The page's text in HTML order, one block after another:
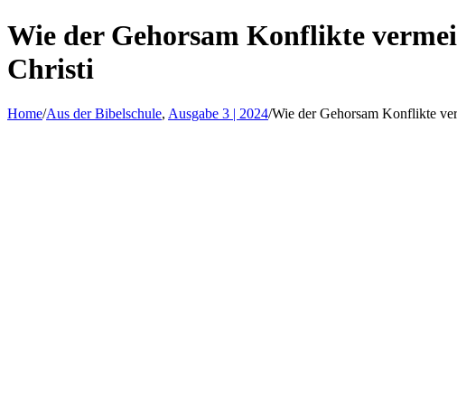
Wie der Gehorsam Konflikte
Christi
Home/Aus der Bibelschule, Ausgabe 3 | 2024/Wie der Gehorsam Konflikte